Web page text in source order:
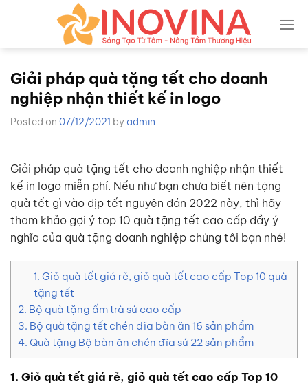
Giải pháp quà tặng tết cho doanh
nghiệp nhận thiết kế in logo
Posted on 07/12/2021 by admin
Giải pháp quà tặng tết cho doanh nghiệp nhận thiết
kế in logo miễn phí. Nếu như bạn chưa biết nên tặng
quà tết gì vào dịp tết nguyên đán 2022 này, thì hãy
tham khảo gợi ý top 10 quà tặng tết cao cấp đầy ý
nghĩa của quà tặng doanh nghiệp chúng tôi bạn nhé!
1. Giỏ quà tết giá rẻ, giỏ quà tết cao cấp Top 10 quà
tặng tết
2. Bộ quà tặng ấm trà sứ cao cấp
3. Bộ quà tặng tết chén đĩa bàn ăn 16 sản phẩm
4. Quà tặng Bộ bàn ăn chén đĩa sứ 22 sản phẩm
1. Giỏ quà tết giá rẻ, giỏ quà tết cao cấp Top 10